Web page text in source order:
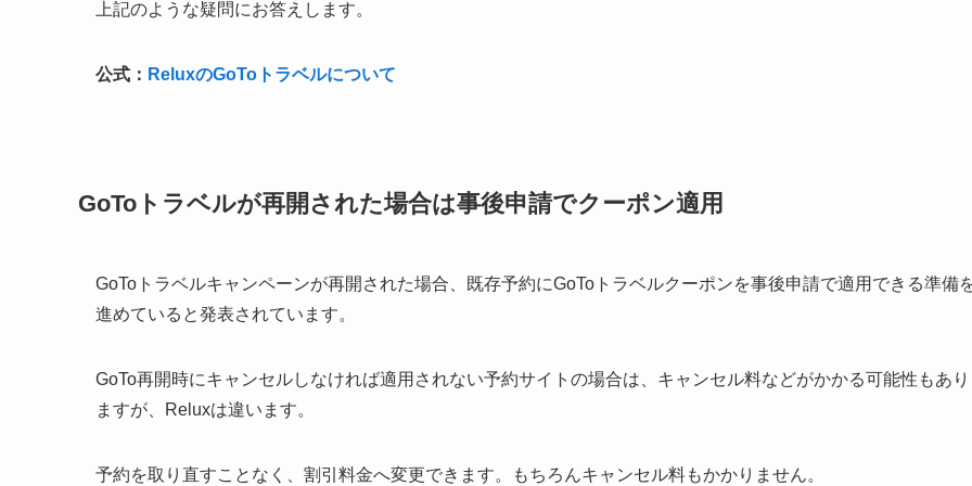
上記のような疑問にお答えします。
公式： ReluxのGoToトラベルについて
GoToトラベルが再開された場合は事後申請でクーポン適用
GoToトラベルキャンペーンが再開された場合、既存予約にGoToトラベルクーポンを事後申請で適用できる準備
進めていると発表されています。
GoTo再開時にキャンセルしなければ適用されない予約サイトの場合は、キャンセル料などがかかる可能性もあり
ますが、Reluxは違います。
予約を取り直すことなく、割引料金へ変更できます。もちろんキャンセル料もかかりません。